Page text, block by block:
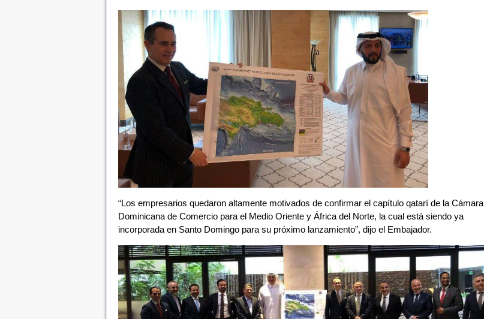
“Los empresarios quedaron altamente motivados de confirmar el capítulo qatarí de la Cámara
Dominicana de Comercio para el Medio Oriente y África del Norte, la cual está siendo ya
incorporada en Santo Domingo para su próximo lanzamiento”, dijo el Embajador.